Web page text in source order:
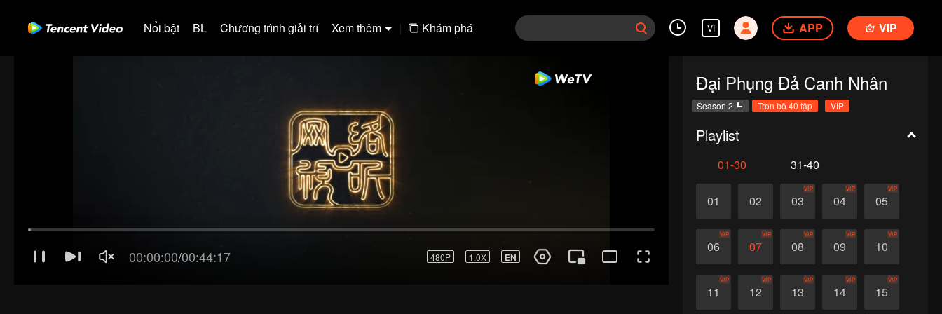
Nổi bật BL Chương trình giải trí Xem thêm | Khám phá VI APP VIP
Đại Phụng Đả Canh Nhân
Season 2 Trọn bộ 40 tập VIP
Playlist
01-30 31-40
01 02 03
VIP
04
VIP
05
VIP
06
VIP
07
VIP
08
VIP
09
VIP
10
VIP
11
VIP
12
VIP
13
VIP
14
VIP
15
VIP